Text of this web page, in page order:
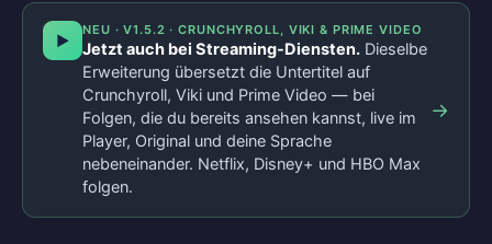
▶
NEU · V1.5.2 · CRUNCHYROLL, VIKI & PRIME VIDEO
Jetzt auch bei Streaming-Diensten. Dieselbe
Erweiterung übersetzt die Untertitel auf
Crunchyroll, Viki und Prime Video — bei
Folgen, die du bereits ansehen kannst, live im
Player, Original und deine Sprache
nebeneinander. Netflix, Disney+ und HBO Max
folgen.
→